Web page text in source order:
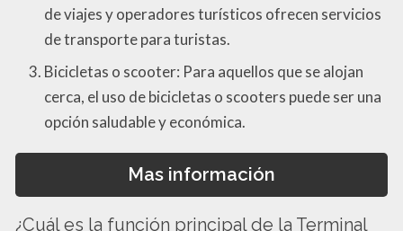
de viajes y operadores turísticos ofrecen servicios
de transporte para turistas.
Bicicletas o scooter: Para aquellos que se alojan
cerca, el uso de bicicletas o scooters puede ser una
opción saludable y económica.
Mas información
¿Cuál es la función principal de la Terminal